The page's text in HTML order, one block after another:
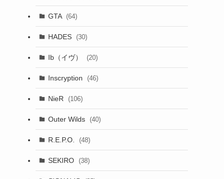
GTA (64)
HADES (30)
Ib（イヴ） (20)
Inscryption (46)
NieR (106)
Outer Wilds (40)
R.E.P.O. (48)
SEKIRO (38)